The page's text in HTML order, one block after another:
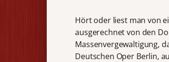
Hört oder liest man von
ausgerechnet von den
Massenvergewaltigung,
Deutschen Oper Berlin,